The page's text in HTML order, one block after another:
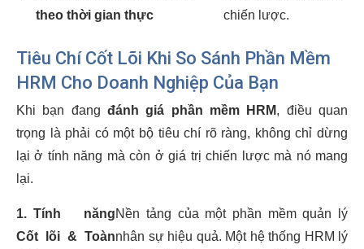
theo thời gian thực
chiến lược.
Tiêu Chí Cốt Lõi Khi So Sánh Phần Mềm
HRM Cho Doanh Nghiệp Của Bạn
Khi bạn đang đánh giá phần mềm HRM, điều quan
trọng là phải có một bộ tiêu chí rõ ràng, không chỉ dừng
lại ở tính năng mà còn ở giá trị chiến lược mà nó mang
lại.
1. Tính năng
Cốt lõi & Toàn
Nền tảng của một phần mềm quản lý
nhân sự hiệu quả. Một hệ thống HRM lý